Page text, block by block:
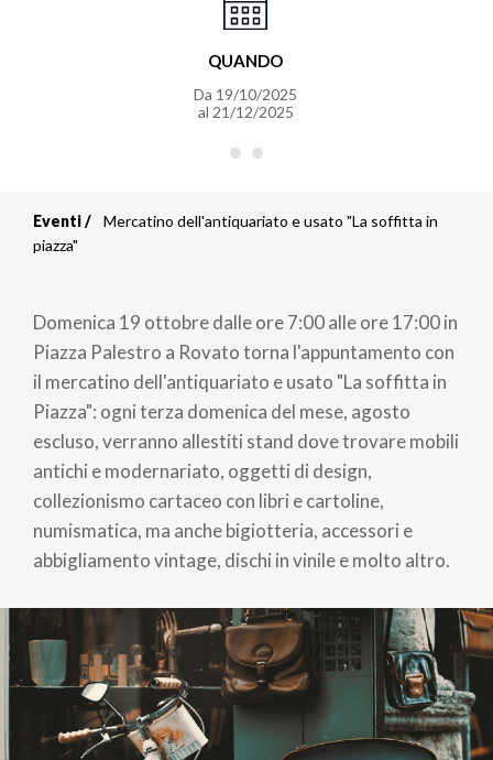
QUANDO
Da 19/10/2025
al 21/12/2025
Briciole
pane
Eventi
Mercatino dell'antiquariato e usato "La soffitta in
piazza"
Domenica 19 ottobre dalle ore 7:00 alle ore 17:00 in
Piazza Palestro a Rovato torna l'appuntamento con
il mercatino dell'antiquariato e usato "La soffitta in
Piazza": ogni terza domenica del mese, agosto
escluso, verranno allestiti stand dove trovare mobili
antichi e modernariato, oggetti di design,
collezionismo cartaceo con libri e cartoline,
numismatica, ma anche bigiotteria, accessori e
abbigliamento vintage, dischi in vinile e molto altro.